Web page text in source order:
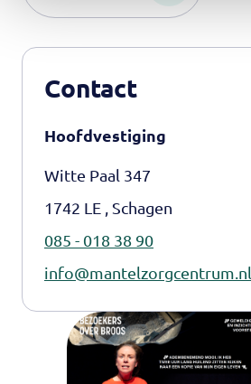
Contact
Hoofdvestiging
Witte Paal 347
1742 LE , Schagen
085 - 018 38 90
info@mantelzorgcentrum.nl